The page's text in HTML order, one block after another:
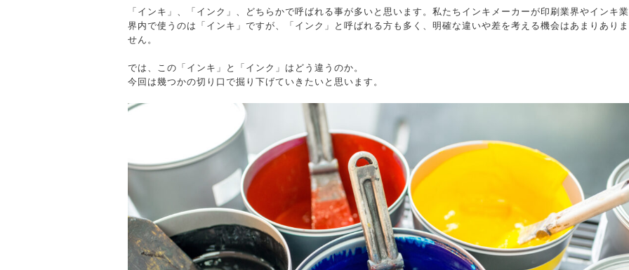
「インキ」、「インク」、どちらかで呼ばれる事が多いと思います。私たちインキメーカーが印刷業界やインキ業
界内で使うのは「インキ」ですが、「インク」と呼ばれる方も多く、明確な違いや差を考える機会はあまりありま
せん。
では、この「インキ」と「インク」はどう違うのか。
今回は幾つかの切り口で掘り下げていきたいと思います。